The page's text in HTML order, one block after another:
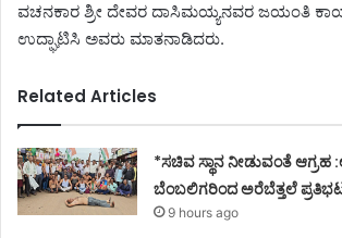
ವಚನಕಾರ ಶ್ರೀ ದೇವರ ದಾಸಿಮಯ್ಯನವರ ಜಯಂತಿ
ಉದ್ಘಾಟಿಸಿ ಅವರು ಮಾತನಾಡಿದರು.
Related Articles
*ಸಚಿವ ಸ್ಥಾನ ನೀಡುವಂತೆ ಆಗ್ರಹ
ಬೆಂಬಲಿಗರಿಂದ ಅರೆಬೆತ್ತಲೆ
9 hours ago